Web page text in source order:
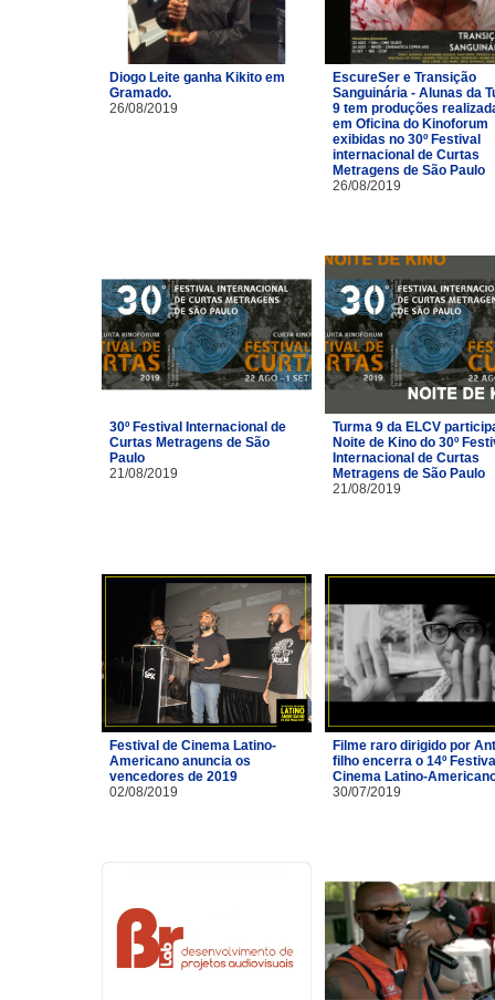
Diogo Leite ganha Kikito em
Gramado.
26/08/2019
EscureSer e Transição
Sanguinária - Alunas da
9 tem produções
em Oficina do Kinoforum
exibidas no 30º Festival
internacional de Curtas
Metragens de São Paulo
26/08/2019
30º Festival Internacional de
Curtas Metragens de São
Paulo
21/08/2019
Turma 9 da ELCV
Noite de Kino do 30º
Internacional de Curtas
Metragens de São Paulo
21/08/2019
Festival de Cinema Latino-
Americano anuncia os
vencedores de 2019
02/08/2019
Filme raro dirigido por
filho encerra o 14º
Cinema Latino-
30/07/2019